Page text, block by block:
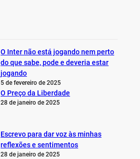
O Inter não está jogando nem perto
do que sabe, pode e deveria estar
jogando
5 de fevereiro de 2025
O Preço da Liberdade
28 de janeiro de 2025
Escrevo para dar voz às minhas
reflexões e sentimentos
28 de janeiro de 2025